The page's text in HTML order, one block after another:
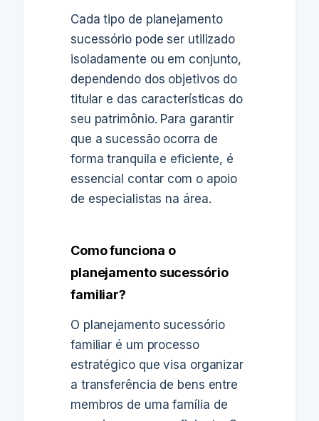
Cada tipo de planejamento
sucessório pode ser utilizado
isoladamente ou em conjunto,
dependendo dos objetivos do
titular e das características do
seu patrimônio. Para garantir
que a sucessão ocorra de
forma tranquila e eficiente, é
essencial contar com o apoio
de especialistas na área.
Como funciona o
planejamento sucessório
familiar?
O planejamento sucessório
familiar é um processo
estratégico que visa organizar
a transferência de bens entre
membros de uma família de